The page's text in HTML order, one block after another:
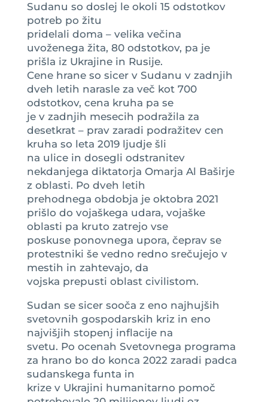
Sudanu so doslej le okoli 15 odstotkov
potreb po žitu
pridelali doma – velika večina
uvoženega žita, 80 odstotkov, pa je
prišla iz Ukrajine in Rusije.
Cene hrane so sicer v Sudanu v zadnjih
dveh letih narasle za več kot 700
odstotkov, cena kruha pa se
je v zadnjih mesecih podražila za
desetkrat – prav zaradi podražitev cen
kruha so leta 2019 ljudje šli
na ulice in dosegli odstranitev
nekdanjega diktatorja Omarja Al Baširje
z oblasti. Po dveh letih
prehodnega obdobja je oktobra 2021
prišlo do vojaškega udara, vojaške
oblasti pa kruto zatrejo vse
poskuse ponovnega upora, čeprav se
protestniki še vedno redno srečujejo v
mestih in zahtevajo, da
vojska prepusti oblast civilistom.
Sudan se sicer sooča z eno najhujših
svetovnih gospodarskih kriz in eno
najvišjih stopenj inflacije na
svetu. Po ocenah Svetovnega programa
za hrano bo do konca 2022 zaradi padca
sudanskega funta in
krize v Ukrajini humanitarno pomoč